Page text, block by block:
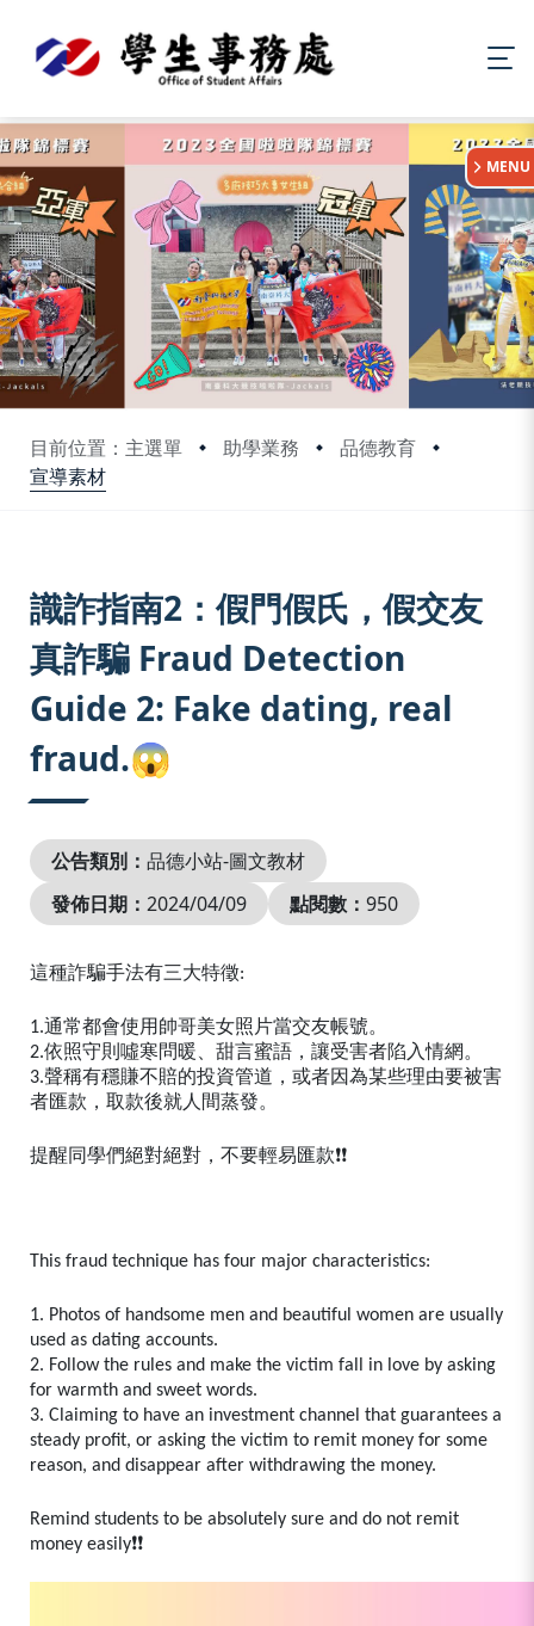
目前位置：主選單 助學業務
品德教育
宣導素材
MENU
識詐指南2：假門假氏，假交友
真詐騙 Fraud Detection
Guide 2: Fake dating, real
fraud.😱
公告類別： 品德小站-圖文教材
發佈日期： 2024/04/09 點閱數： 950
這種詐騙手法有三大特徵:
1.通常都會使用帥哥美女照片當交友帳號。
2.依照守則噓寒問暖、甜言蜜語，讓受害者陷入情網。
3.聲稱有穩賺不賠的投資管道，或者因為某些理由要被害
者匯款，取款後就人間蒸發。
提醒同學們絕對絕對，不要輕易匯款❗❗
This fraud technique has four major characteristics:
1. Photos of handsome men and beautiful women are usually
used as dating accounts.
2. Follow the rules and make the victim fall in love by asking
for warmth and sweet words.
3. Claiming to have an investment channel that guarantees a
steady profit, or asking the victim to remit money for some
reason, and disappear after withdrawing the money.
Remind students to be absolutely sure and do not remit
money easily❗❗